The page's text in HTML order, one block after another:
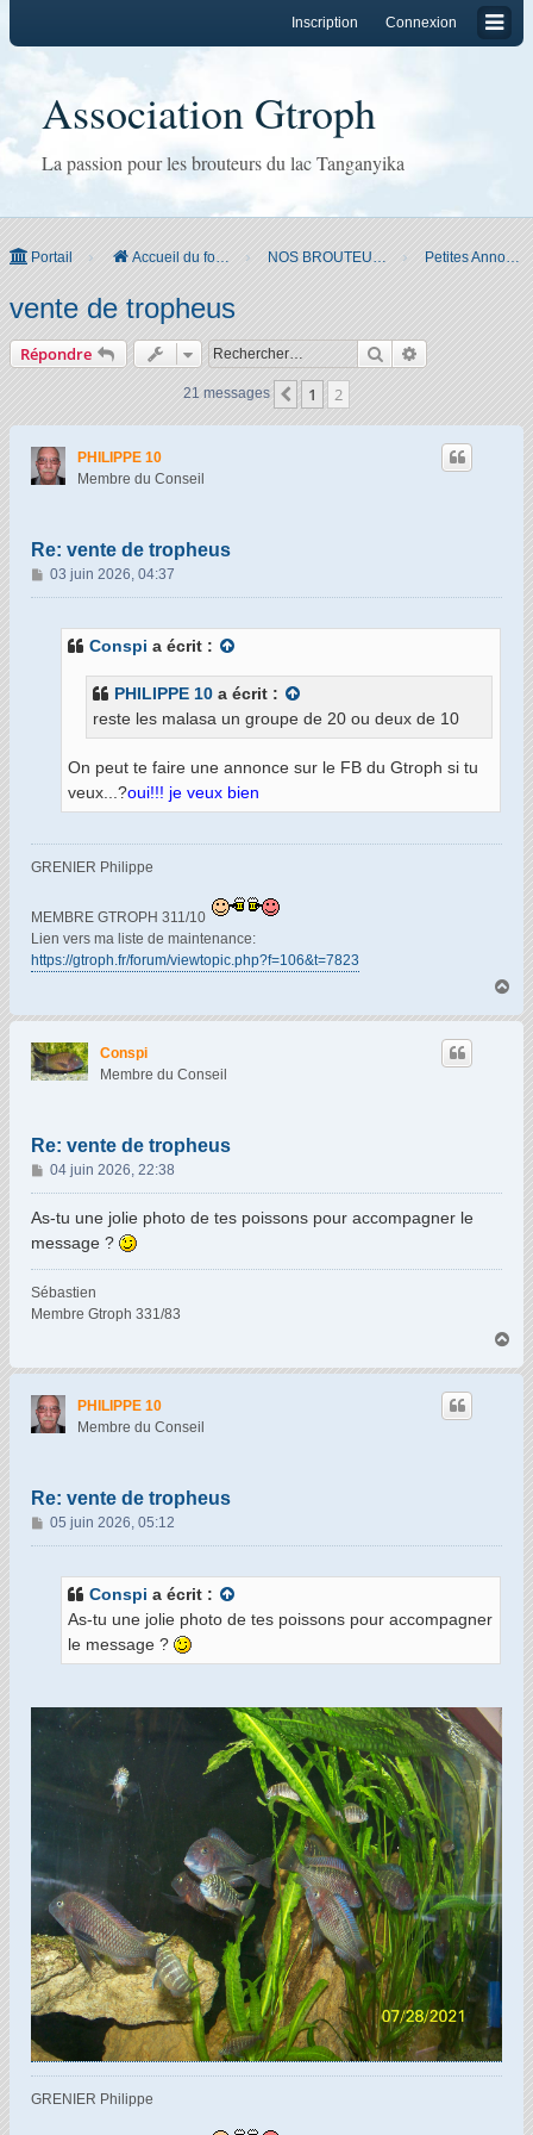
Connexion
Inscription
Association Gtroph
La passion pour les brouteurs du lac Tanganyika
Portail Accueil du forum NOS BROUTEURS & CO Petites Annonces
vente de tropheus
Répondre Rechercher
21 messages Précédent
1 2
PHILIPPE 10
Membre du Conseil
Re: vente de tropheus
M
e
03 juin 2026, 04:37
Conspi a écrit :
PHILIPPE 10 a écrit :
reste les malasa un groupe de 20 ou deux de 10
On peut te faire une annonce sur le FB du Gtroph si tu
veux...?oui!!! je veux bien
GRENIER Philippe
MEMBRE GTROPH 311/10
Lien vers ma liste de maintenance:
https://gtroph.fr/forum/viewtopic.php?f=106&t=7823
u
Conspi
Membre du Conseil
Re: vente de tropheus
M
e
s
e
04 juin 2026, 22:38
As-tu une jolie photo de tes poissons pour accompagner le
message ?
Sébastien
Membre Gtroph 331/83
u
PHILIPPE 10
Membre du Conseil
Re: vente de tropheus
M
e
05 juin 2026, 05:12
Conspi a écrit :
As-tu une jolie photo de tes poissons pour accompagner
le message ?
GRENIER Philippe